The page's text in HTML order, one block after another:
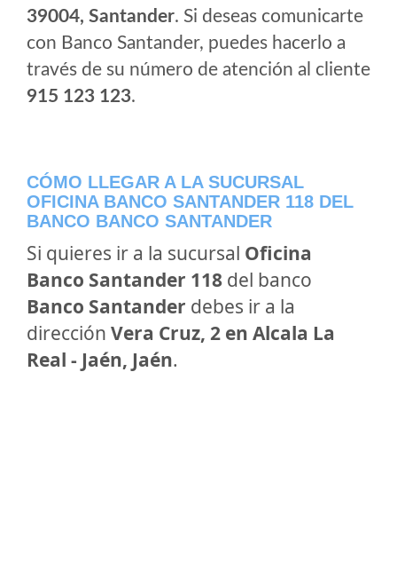
39004, Santander. Si deseas comunicarte
con Banco Santander, puedes hacerlo a
través de su número de atención al cliente
915 123 123.
CÓMO LLEGAR A LA SUCURSAL
OFICINA BANCO SANTANDER 118 DEL
BANCO BANCO SANTANDER
Si quieres ir a la sucursal Oficina
Banco Santander 118 del banco
Banco Santander debes ir a la
dirección Vera Cruz, 2 en Alcala La
Real - Jaén, Jaén.